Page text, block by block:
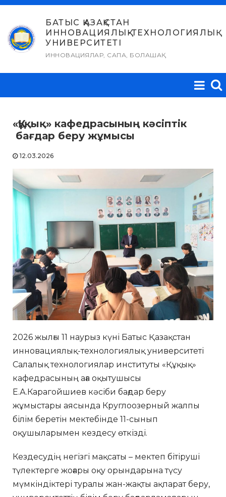
Skip
content
БАТЫС ҚАЗАҚСТАН
ИННОВАЦИЯЛЫҚ-ТЕХНОЛОГИЯЛЫҚ
УНИВЕРСИТЕТІ
ИННОВАЦИЯЛАР, САПА, БОЛАШАҚ
«Құқық» кафедрасының кәсіптік
бағдар беру жұмысы
12.03.2026
2026 жылғы 11 наурыз күні Батыс Қазақстан
инновациялық-технологиялық университеті
Салалық технологиялар институты «Құқық»
кафедрасының аға оқытушысы
Е.А.Карагойшиев кәсіби бағдар беру
жұмыстары аясында Круглоозерный жалпы
білім беретін мектебінде 11-сынып
оқушыларымен кездесу өткізді.
Кездесудің негізгі мақсаты – мектеп бітіруші
түлектерге жоғары оқу орындарына түсу
мүмкіндіктері туралы жан-жақты ақпарат беру,